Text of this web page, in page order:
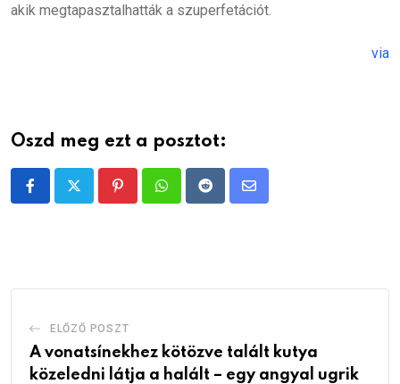
akik megtapasztalhatták a szuperfetációt.
via
Oszd meg ezt a posztot:
PinterestWhatsappRedditShare
ELŐZŐ POSZT
A vonatsínekhez kötözve talált kutya
közeledni látja a halált – egy angyal ugrik